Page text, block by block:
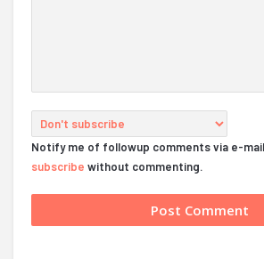
Notify me of followup comments via e-
subscribe without commenting.